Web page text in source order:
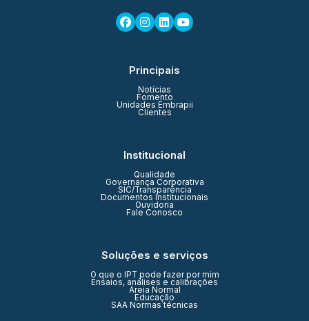
Principais
Notícias
Fomento
Unidades Embrapii
Clientes
Institucional
Qualidade
Governança Corporativa
SIC/Transparência
Documentos Institucionais
Ouvidoria
Fale Conosco
Soluções e serviços
O que o IPT pode fazer por mim
Ensaios, análises e calibrações
Areia Normal
Educação
SAA Normas técnicas